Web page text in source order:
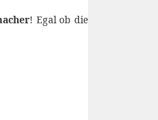
! Egal ob die